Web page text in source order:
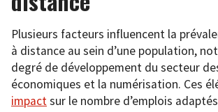
Plusieurs facteurs influencent la
à distance au sein d’une population,
degré de développement du secteur
économiques et la numérisation. Ces
impactsur le nombre d’emplois